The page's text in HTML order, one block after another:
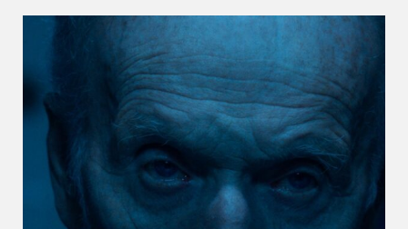
2022
2021
2020
2019
2018